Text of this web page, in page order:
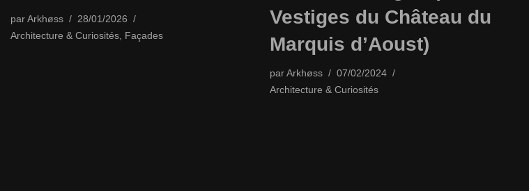
parArkhøss
28/01/2026
Architecture & Curiosités Façades
Vestiges du Château du
Marquis d’Aoust)
parArkhøss
07/02/2024
Architecture & Curiosités